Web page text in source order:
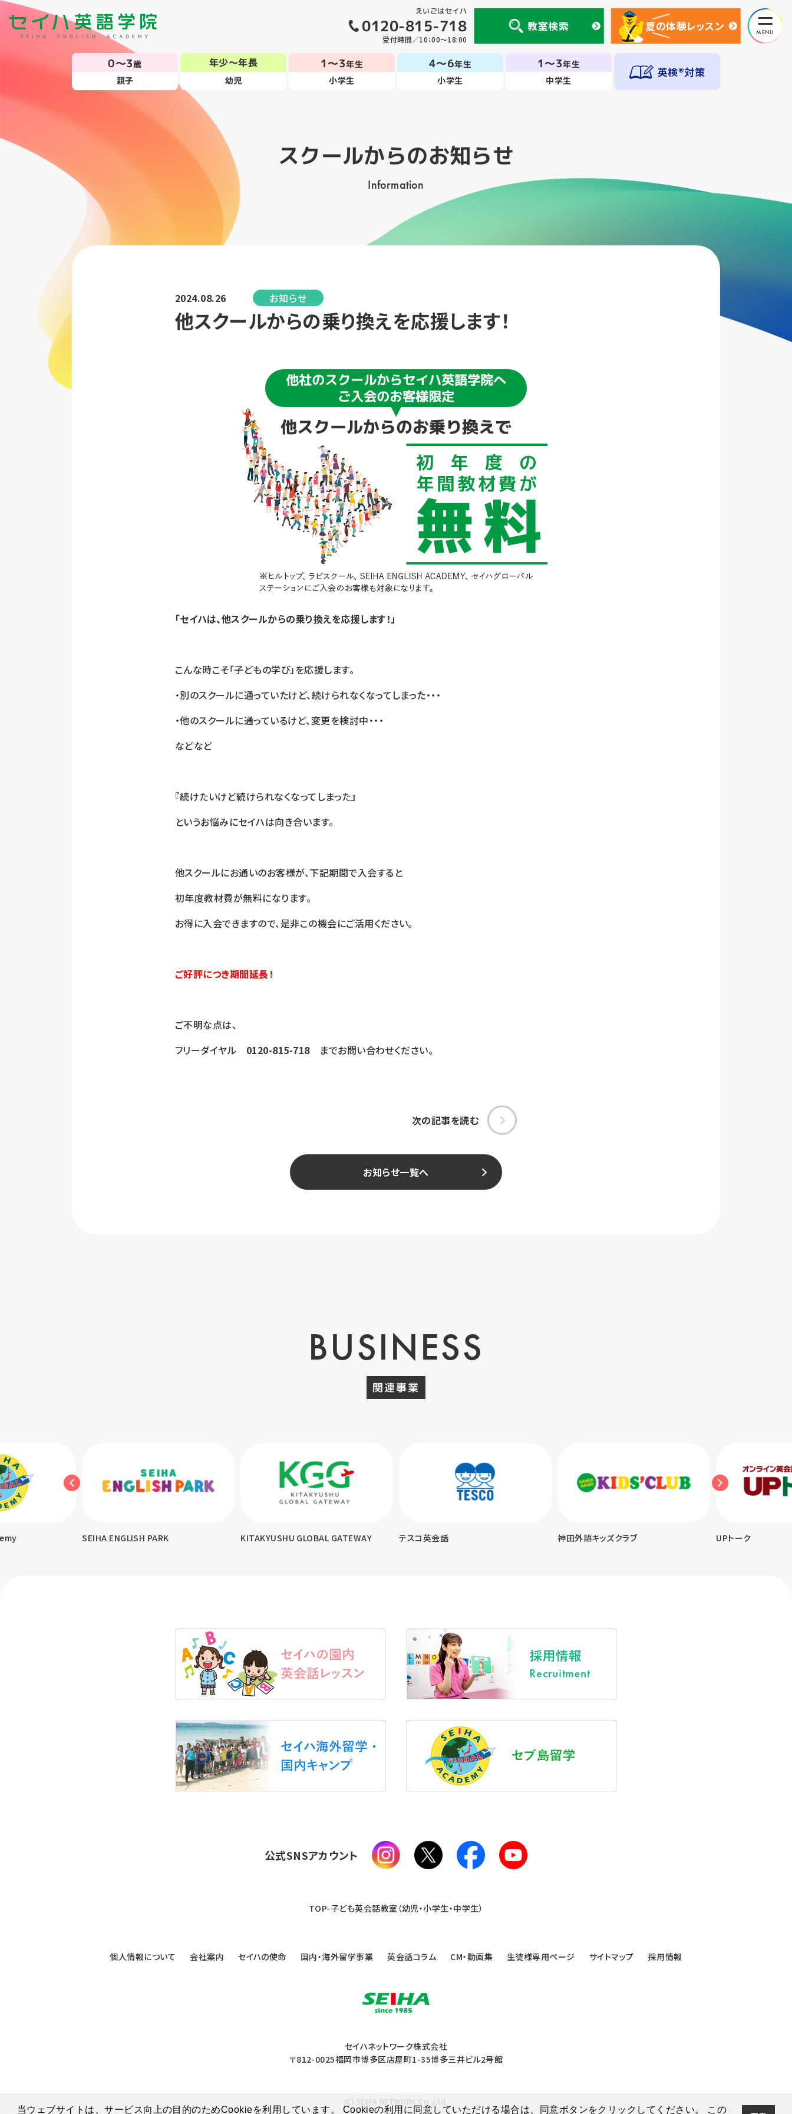
当ウェブサイトは、サービス向上の目的のためCookieを利用しています。 Cookieの利用に同意していただける場合は、同意ボタンをクリックしてください。 この
えいごはセイハ
0120-815-718
受付時間／10：00～18:00
教室検索
夏の体験レッスン
夏の体験レッスン
0～3歳
親子
年少～年長
幼児
1～3年生
小学生
4～6年生
小学生
1～3年生
中学生
英検®対策
スクールからのお知らせ
Information
2024.08.26 お知らせ
他スクールからの乗り換えを応援します！
「セイハは、他スクールからの乗り換えを応援します！」
こんな時こそ「子どもの学び」を応援します。
・別のスクールに通っていたけど、続けられなくなってしまった・・・
・他のスクールに通っているけど、変更を検討中・・・
などなど
『続けたいけど続けられなくなってしまった』
というお悩みにセイハは向き合います。
他スクールにお通いのお客様が、下記期間で入会すると
初年度教材費が無料になります。
お得に入会できますので、是非この機会にご活用ください。
ご好評につき期間延長！
ご不明な点は、
フリーダイヤル 0120-815-718 までお問い合わせください。
次の記事を読む
お知らせ一覧へ
BUSINESS
関連事業
SEIHA ENGLISH PARK KITAKYUSHU GLOBAL GATEWAY テスコ英会話 神田外語キッズクラブ UPトーク
公式SNSアカウント
TOP-子ども英会話教室（幼児・小学生・中学生）
個人情報について 会社案内 セイハの使命 国内・海外留学事業 英会話コラム CM・動画集 生徒様専用ページ サイトマップ 採用情報
セイハネットワーク株式会社
〒812-0025福岡市博多区店屋町1-35博多三井ビル2号館
(C) SEIHA NETWORK Co.,Ltd.